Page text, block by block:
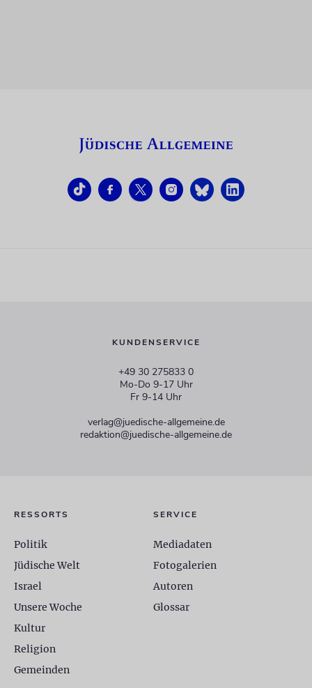
KUNDENSERVICE
+49 30 275833 0
Mo-Do 9-17 Uhr
Fr 9-14 Uhr
verlag@juedische-allgemeine.de
redaktion@juedische-allgemeine.de
RESSORTS
Politik
Jüdische Welt
Israel
Unsere Woche
Kultur
Religion
Gemeinden
SERVICE
Mediadaten
Fotogalerien
Autoren
Glossar